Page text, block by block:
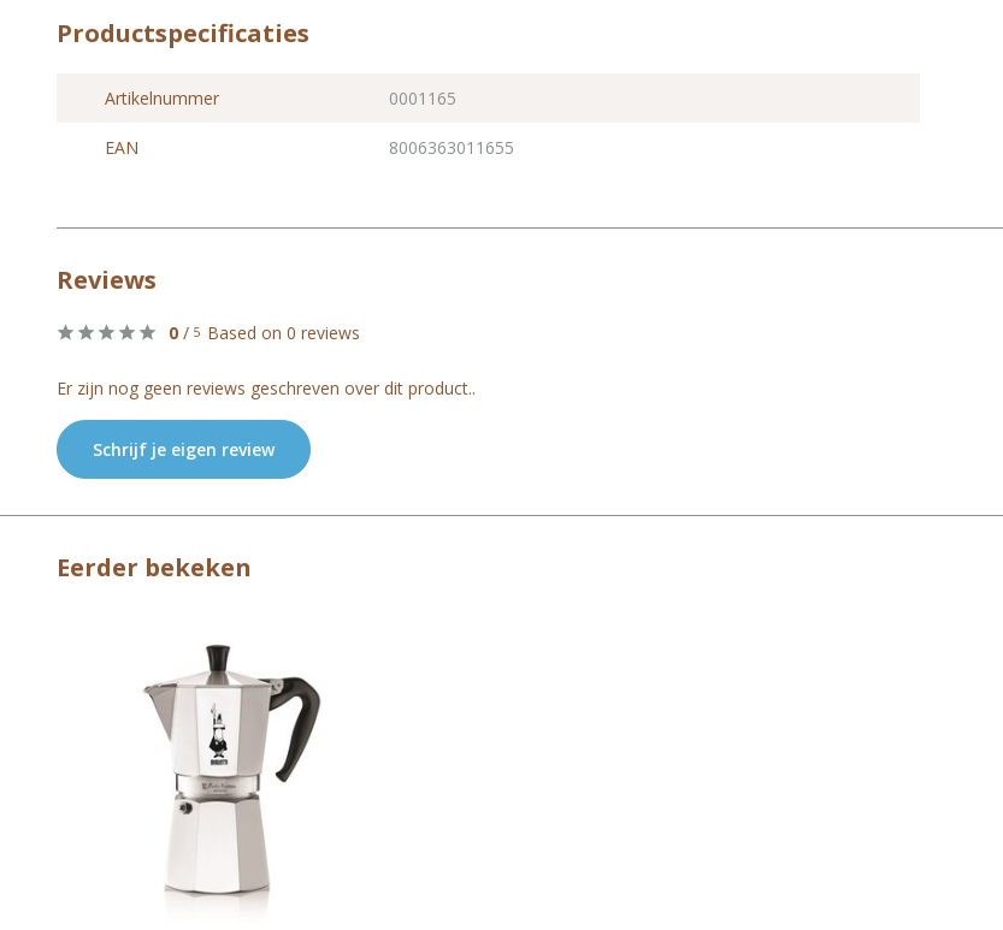
Productspecificaties
Artikelnummer 0001165
EAN 8006363011655
Reviews
0 / 5 Based on 0 reviews
Er zijn nog geen reviews geschreven over dit product..
Schrijf je eigen review
Eerder bekeken